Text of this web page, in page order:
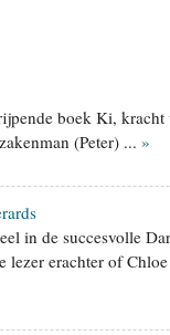
boek Ki,
(Peter) ... »
in de succesvolle
lezer erachter of